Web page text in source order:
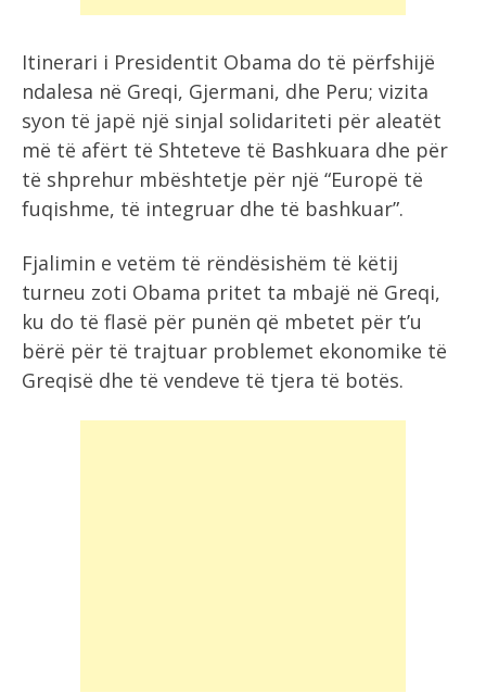
Itinerari i Presidentit Obama do të përfshijë
ndalesa në Greqi, Gjermani, dhe Peru; vizita
syon të japë një sinjal solidariteti për aleatët
më të afërt të Shteteve të Bashkuara dhe për
të shprehur mbështetje për një “Europë të
fuqishme, të integruar dhe të bashkuar”.
Fjalimin e vetëm të rëndësishëm të këtij
turneu zoti Obama pritet ta mbajë në Greqi,
ku do të flasë për punën që mbetet për t’u
bërë për të trajtuar problemet ekonomike të
Greqisë dhe të vendeve të tjera të botës.